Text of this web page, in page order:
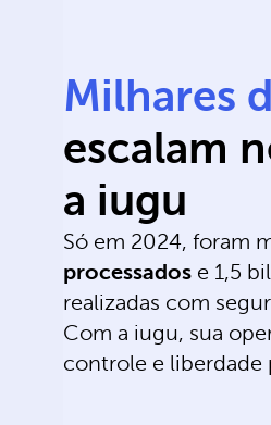
Milhares
escalam
a iugu
Só em 2024, foram
processados e 1,5
realizadas com
Com a iugu, sua
controle e liberdade